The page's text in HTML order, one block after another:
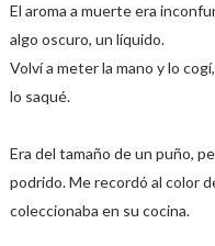
El aroma a muerte era
algo oscuro, un líquido.
Volví a meter la mano y lo
lo saqué.
Era del tamaño de un puño,
podrido. Me recordó al color
coleccionaba en su cocina.